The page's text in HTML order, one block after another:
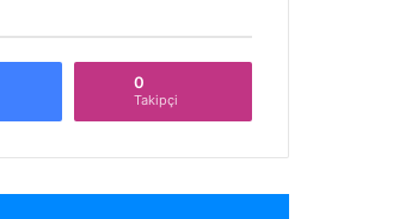
0
Takipçi